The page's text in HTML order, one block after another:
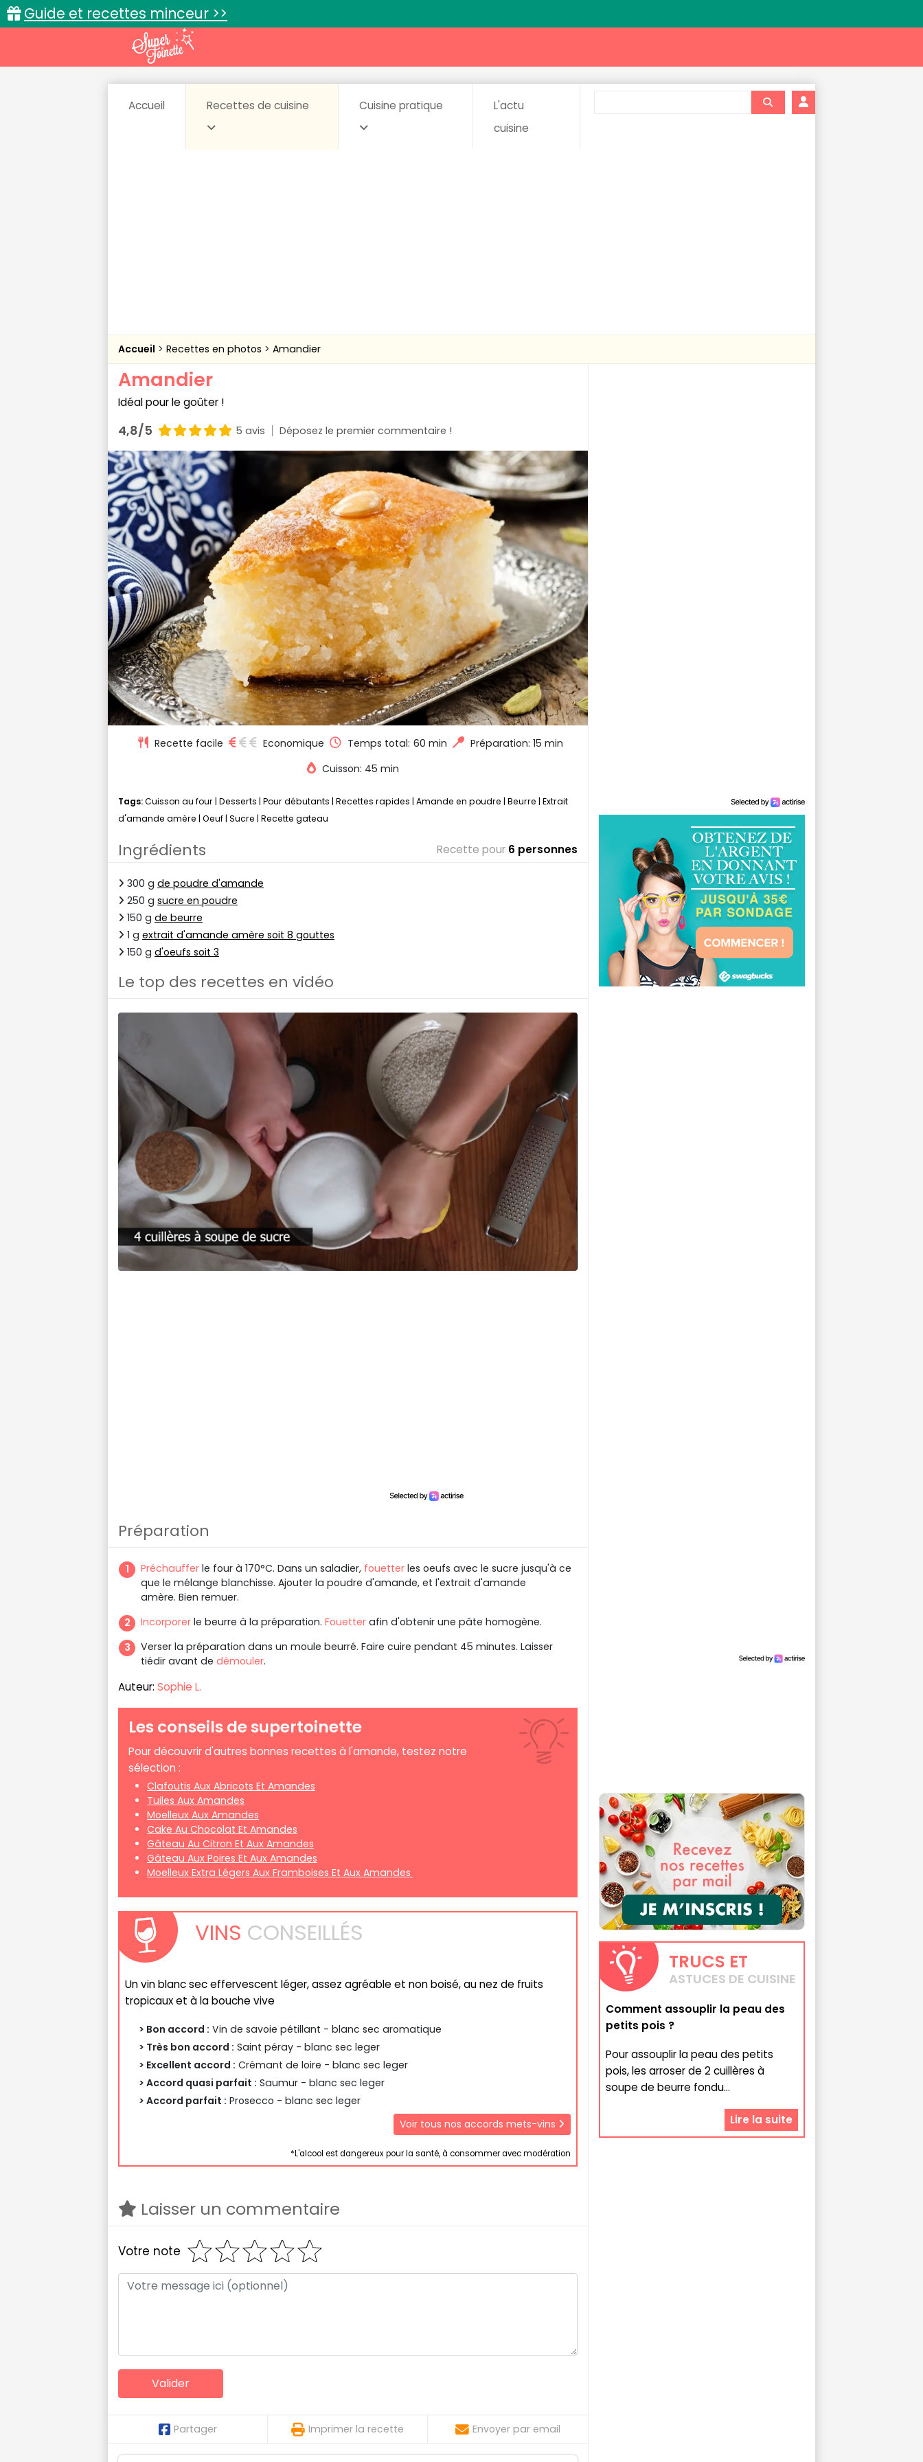
Guide et recettes minceur >>
Accueil Recettes de cuisine Cuisine pratique
L'actu
cuisine
Accueil Recettes en photos Amandier
Amandier
Idéal pour le goûter !
4,8/5 5 avis Déposez le premier commentaire !
Recette facile Economique Temps total: 60 min
Préparation: 15 min
Cuisson: 45 min
Tags:Cuisson au four | Desserts | Pour débutants | Recettes rapides | Amande en poudre | Beurre | Extrait
d'amande amère | Oeuf | Sucre | Recette gateau
Ingrédients Recette pour 6 personnes
300 g de poudre d'amande
250 g sucre en poudre
150 g de beurre
1 g extrait d'amande amère soit 8 gouttes
150 g d'oeufs soit 3
Le top des recettes en vidéo
Préparation
Préchauffer le four à 170°C. Dans un saladier, fouetter les oeufs avec le sucre jusqu'à ce
que le mélange blanchisse. Ajouter la poudre d'amande, et l'extrait d'amande
amère. Bien remuer.
Incorporer le beurre à la préparation. Fouetter afin d'obtenir une pâte homogène.
Verser la préparation dans un moule beurré. Faire cuire pendant 45 minutes. Laisser
tiédir avant de démouler.
Auteur: Sophie L.
Les conseils de supertoinette
Pour découvrir d'autres bonnes recettes à l'amande, testez notre
sélection :
Clafoutis Aux Abricots Et Amandes
Tuiles Aux Amandes
Moelleux Aux Amandes
Cake Au Chocolat Et Amandes
Gâteau Au Citron Et Aux Amandes
Gâteau Aux Poires Et Aux Amandes
Moelleux Extra Légers Aux Framboises Et Aux Amandes
VINS CONSEILLÉS
Un vin blanc sec effervescent léger, assez agréable et non boisé, au nez de fruits
tropicaux et à la bouche vive
> Bon accord : Vin de savoie pétillant - blanc sec aromatique
> Très bon accord : Saint péray - blanc sec leger
> Excellent accord : Crémant de loire - blanc sec leger
> Accord quasi parfait : Saumur - blanc sec leger
> Accord parfait : Prosecco - blanc sec leger
Voir tous nos accords mets-vins
*L'alcool est dangereux pour la santé, à consommer avec modération
Laisser un commentaire
Votre note
Partager Imprimer la recette Envoyer par email
TRUCS ET
ASTUCES DE CUISINE
Comment assouplir la peau des
petits pois ?
Pour assouplir la peau des petits
pois, les arroser de 2 cuillères à
soupe de beurre fondu...
Lire la suite